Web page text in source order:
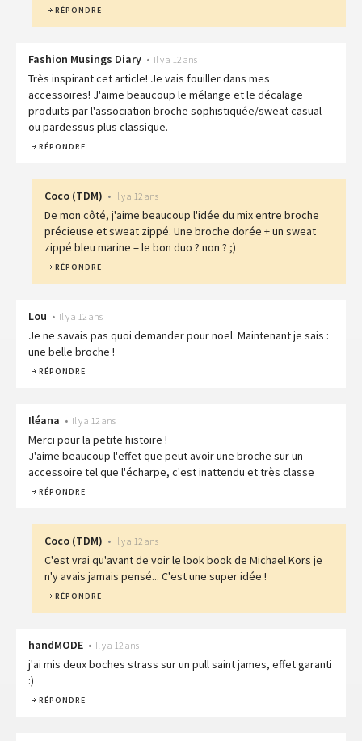
RÉPONDRE
Fashion Musings Diary • Il y a 12 ans
Très inspirant cet article! Je vais fouiller dans mes
accessoires! J'aime beaucoup le mélange et le décalage
produits par l'association broche sophistiquée/sweat casual
ou pardessus plus classique.
RÉPONDRE
Coco (TDM) • Il y a 12 ans
De mon côté, j'aime beaucoup l'idée du mix entre broche
précieuse et sweat zippé. Une broche dorée + un sweat
zippé bleu marine = le bon duo ? non ? ;)
RÉPONDRE
Lou • Il y a 12 ans
Je ne savais pas quoi demander pour noel. Maintenant je sais :
une belle broche !
RÉPONDRE
Iléana • Il y a 12 ans
Merci pour la petite histoire !
J'aime beaucoup l'effet que peut avoir une broche sur un
accessoire tel que l'écharpe, c'est inattendu et très classe
RÉPONDRE
Coco (TDM) • Il y a 12 ans
C'est vrai qu'avant de voir le look book de Michael Kors je
n'y avais jamais pensé... C'est une super idée !
RÉPONDRE
handMODE • Il y a 12 ans
j'ai mis deux boches strass sur un pull saint james, effet garanti
:)
RÉPONDRE